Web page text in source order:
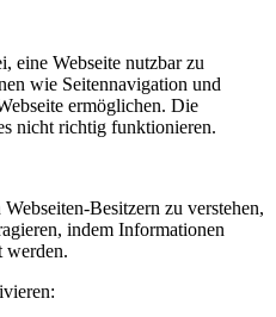
eine Webseite nutzbar zu
wie Seitennavigation und
ermöglichen. Die
nicht richtig funktionieren.
Besitzern zu verstehen,
indem Informationen
werden.